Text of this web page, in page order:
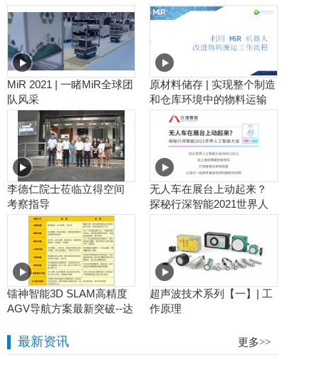
MiR 2021 | 一睹MiR全球团
队风采
原材料储存 | 实现整个制造
和仓库环境中的物料运输
工作流程自动化
李德仁院士莅临立得空间
考察指导
无人车在展台上动起来？
探秘行深智能2021世界人
工智能大会
镭神智能3D SLAM高精度
AGV导航方案最新突破--达
超声波技术系列【一】| 工
作原理
最新资讯 更多>>